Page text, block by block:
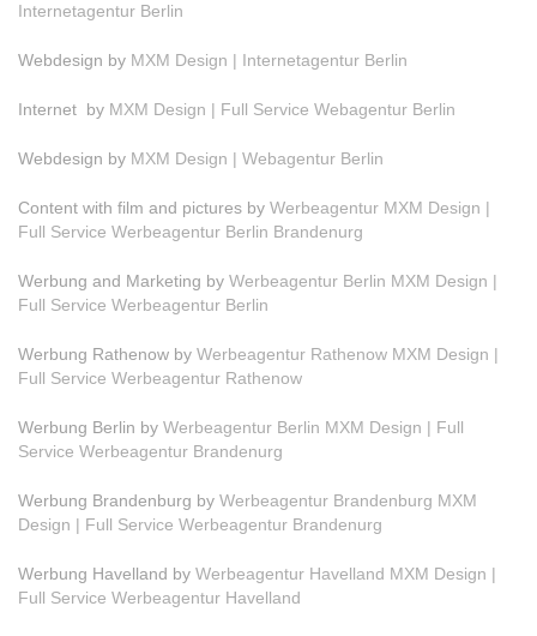
Internetagentur Berlin
Webdesign by MXM Design | Internetagentur Berlin
Internet by MXM Design | Full Service Webagentur Berlin
Webdesign by MXM Design | Webagentur Berlin
Content with film and pictures by Werbeagentur MXM Design |
Full Service Werbeagentur Berlin Brandenurg
Werbung and Marketing by Werbeagentur Berlin MXM Design |
Full Service Werbeagentur Berlin
Werbung Rathenow by Werbeagentur Rathenow MXM Design |
Full Service Werbeagentur Rathenow
Werbung Berlin by Werbeagentur Berlin MXM Design | Full
Service Werbeagentur Brandenurg
Werbung Brandenburg by Werbeagentur Brandenburg MXM
Design | Full Service Werbeagentur Brandenurg
Werbung Havelland by Werbeagentur Havelland MXM Design |
Full Service Werbeagentur Havelland